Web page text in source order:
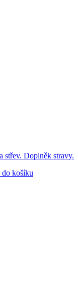
střev. Doplněk stravy.
košíku